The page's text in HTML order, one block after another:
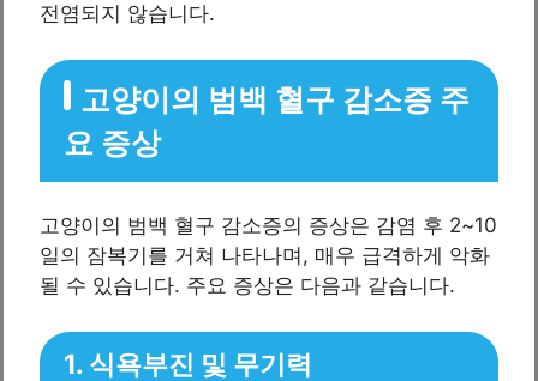
전염되지 않습니다.
고양이의 범백 혈구 감소증 주
요 증상
고양이의 범백 혈구 감소증의 증상은 감염 후 2~10
일의 잠복기를 거쳐 나타나며, 매우 급격하게 악화
될 수 있습니다. 주요 증상은 다음과 같습니다.
1. 식욕부진 및 무기력